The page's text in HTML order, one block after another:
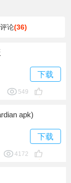
评论(36)
下载
549
apk)
下载
4172